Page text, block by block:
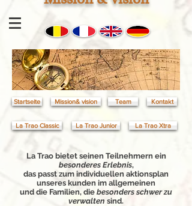
Startseite Mission& vision Team Kontakt
La Trao Classic La Trao Junior La Trao Xtra
La Trao bietet seinen Teilnehmern ein
besonderes Erlebnis,
das passt zum individuellen aktionsplan
unseres kunden im allgemeinen
und die Familien, die besonders schwer zu
verwalten sind.